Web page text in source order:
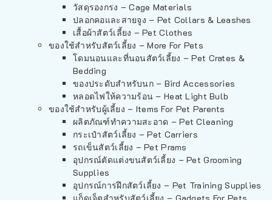
วัสดุรองกรง – Cage Materials
ปลอกคอและสายจูง – Pet Collars & Leashes
เสื้อผ้าสัตว์เลี้ยง – Pet Clothes
ของใช้สำหรับสัตว์เลี้ยง – More For Pets
โดมนอนและที่นอนสัตว์เลี้ยง – Pet Crates &
Bedding
ของประดับสำหรับนก – Bird Accessories
หลอดไฟให้ความร้อน – Heat Light Bulb
ของใช้สำหรับผู้เลี้ยง – Items For Pet Parents
ผลิตภัณฑ์ทำความสะอาด – Pet Cleaning
กระเป๋าสัตว์เลี้ยง – Pet Carriers
รถเข็นสัตว์เลี้ยง – Pet Prams
อุปกรณ์ตัดแต่งขนสัตว์เลี้ยง – Pet Grooming
Supplies
อุปกรณ์การฝึกสัตว์เลี้ยง – Pet Training Supplies